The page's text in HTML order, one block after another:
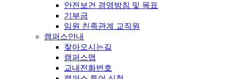
안전보건 경영방침 및 목표
기부금
임원 친족관계 교직원
캠퍼스안내
찾아오시는길
캠퍼스맵
교내전화번호